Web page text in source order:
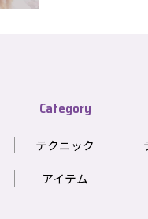
Category
テクニック
アイテム